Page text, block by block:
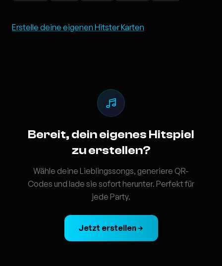
Erstelle deine eigenen Hitster Karten
Bereit, dein eigenes Hitspiel
zu erstellen?
Wähle deine Lieblingssongs, generiere QR-
Codes und lade sie sofort herunter. Perfekt für
jede Party.
Jetzt erstellen